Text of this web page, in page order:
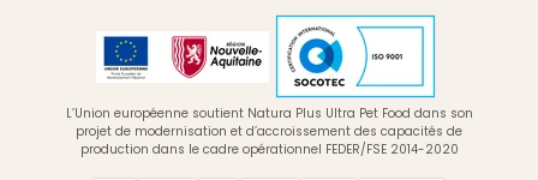
L’Union européenne soutient Natura Plus Ultra Pet Food dans son
projet de modernisation et d’accroissement des capacités de
production dans le cadre opérationnel FEDER/FSE 2014-2020